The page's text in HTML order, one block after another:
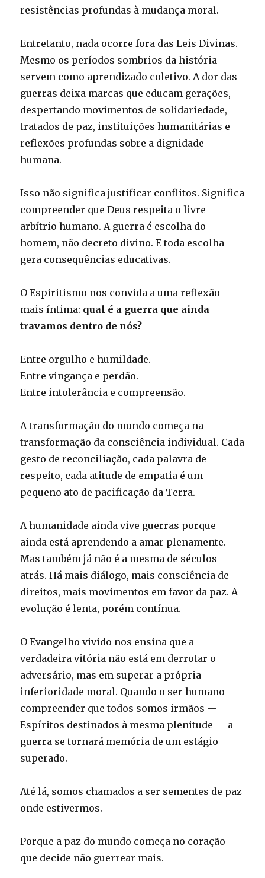
resistências profundas à mudança moral.
Entretanto, nada ocorre fora das Leis Divinas.
Mesmo os períodos sombrios da história
servem como aprendizado coletivo. A dor das
guerras deixa marcas que educam gerações,
despertando movimentos de solidariedade,
tratados de paz, instituições humanitárias e
reflexões profundas sobre a dignidade
humana.
Isso não significa justificar conflitos. Significa
compreender que Deus respeita o livre-
arbítrio humano. A guerra é escolha do
homem, não decreto divino. E toda escolha
gera consequências educativas.
O Espiritismo nos convida a uma reflexão
mais íntima: qual é a guerra que ainda
travamos dentro de nós?
Entre orgulho e humildade.
Entre vingança e perdão.
Entre intolerância e compreensão.
A transformação do mundo começa na
transformação da consciência individual. Cada
gesto de reconciliação, cada palavra de
respeito, cada atitude de empatia é um
pequeno ato de pacificação da Terra.
A humanidade ainda vive guerras porque
ainda está aprendendo a amar plenamente.
Mas também já não é a mesma de séculos
atrás. Há mais diálogo, mais consciência de
direitos, mais movimentos em favor da paz. A
evolução é lenta, porém contínua.
O Evangelho vivido nos ensina que a
verdadeira vitória não está em derrotar o
adversário, mas em superar a própria
inferioridade moral. Quando o ser humano
compreender que todos somos irmãos —
Espíritos destinados à mesma plenitude — a
guerra se tornará memória de um estágio
superado.
Até lá, somos chamados a ser sementes de paz
onde estivermos.
Porque a paz do mundo começa no coração
que decide não guerrear mais.